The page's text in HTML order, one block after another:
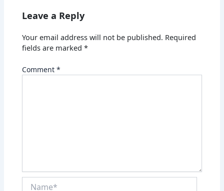
Leave a Reply
Your email address will not be published. Required
fields are marked*
Comment*